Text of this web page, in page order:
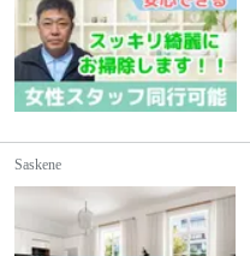
Saskene